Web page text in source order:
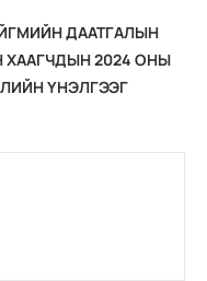
ДААТГАЛЫН
2024 ОНЫ
ҮНЭЛГЭЭГ